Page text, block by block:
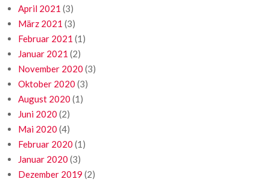
April 2021 (3)
März 2021 (3)
Februar 2021 (1)
Januar 2021 (2)
November 2020 (3)
Oktober 2020 (3)
August 2020 (1)
Juni 2020 (2)
Mai 2020 (4)
Februar 2020 (1)
Januar 2020 (3)
Dezember 2019 (2)